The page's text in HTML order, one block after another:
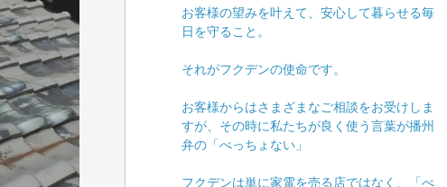
お客様の望みを叶えて、安心して暮らせる毎
日を守ること。
それがフクデンの使命です。
お客様からはさまざまなご相談をお受けしま
すが、その時に私たちが良く使う言葉が播州
弁の「べっちょない」
フクデンは単に家電を売る店ではなく、「べ